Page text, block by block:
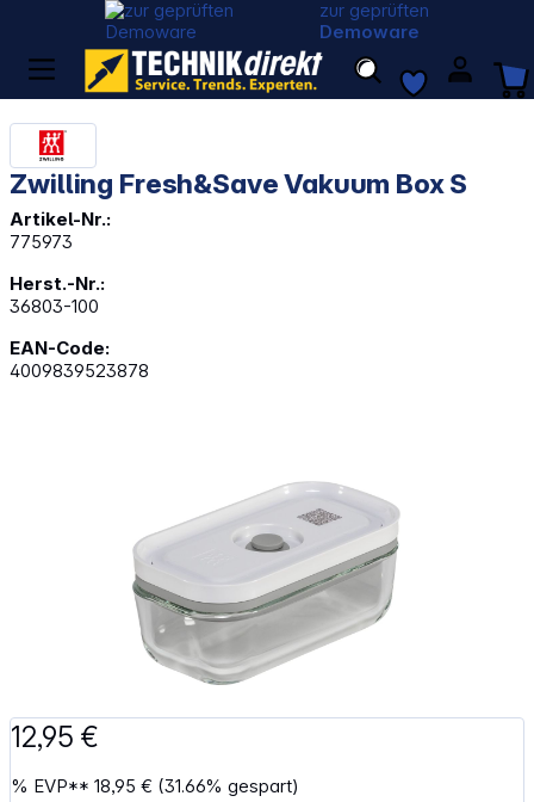
zur geprüften
Demoware
Zwilling Fresh&Save Vakuum Box S
Artikel-Nr.:
775973
Herst.-Nr.:
36803-100
EAN-Code:
4009839523878
12,95 €
% EVP**18,95 € (31.66% gespart)